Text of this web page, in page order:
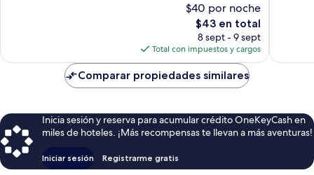
$40 por noche
El
precio
actual
es
de
$43
$43 en total
8 sept - 9 sept
Total con impuestos y cargos
Comparar propiedades similares
Inicia sesión y reserva para acumular crédito OneKeyCash en
miles de hoteles. ¡Más recompensas te llevan a más aventuras!
Iniciar sesión Registrarme gratis